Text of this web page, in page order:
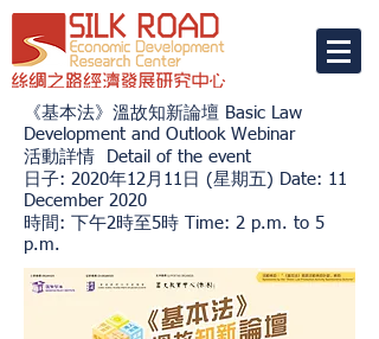
《基本法》溫故知新論壇 Basic Law
Development and Outlook Webinar
活動詳情 Detail of the event
日子: 2020年12月11日 (星期五) Date: 11
December 2020
時間: 下午2時至5時 Time: 2 p.m. to 5
p.m.